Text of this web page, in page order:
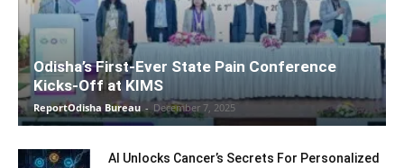
Odisha’s First-Ever State Pain Conference
Kicks-Off at KIMS
ReportOdisha Bureau - December 7, 2025
AI Unlocks Cancer’s Secrets For Personalized